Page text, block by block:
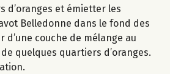
d’oranges et émietter les
Belledonne dans le fond des
couche de mélange au
quelques quartiers d’oranges.